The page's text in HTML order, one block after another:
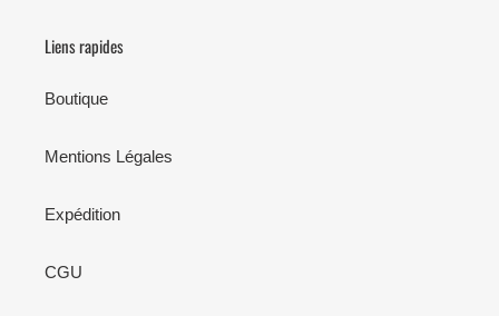
Liens rapides
Boutique
Mentions Légales
Expédition
CGU